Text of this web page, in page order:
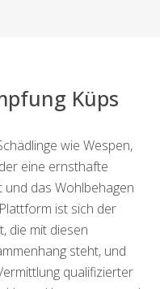
Küps
wie Wespen,
eine ernsthafte
das Wohlbehagen
ist sich der
die mit diesen
steht, und
qualifizierter